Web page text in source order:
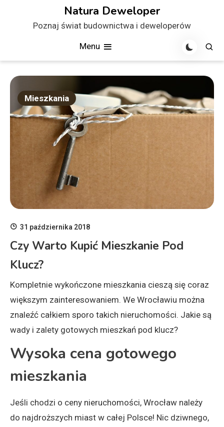
Natura Deweloper
Poznaj świat budownictwa i deweloperów
Menu
Mieszkania
31 października 2018
Czy Warto Kupić Mieszkanie Pod
Klucz?
Kompletnie wykończone mieszkania cieszą się coraz
większym zainteresowaniem. We Wrocławiu można
znaleźć całkiem sporo takich nieruchomości. Jakie są
wady i zalety gotowych mieszkań pod klucz?
Wysoka cena gotowego
mieszkania
Jeśli chodzi o ceny nieruchomości, Wrocław należy
do najdroższych miast w całej Polsce! Nic dziwnego,